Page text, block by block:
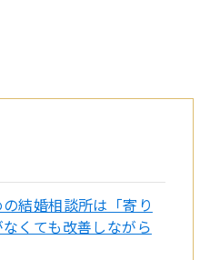
結婚相談所は「寄り
くても改善しながら